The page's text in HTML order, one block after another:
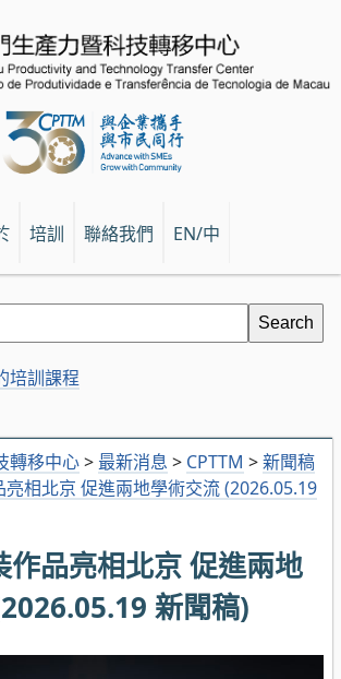
培訓 聯絡我們 EN/中
轉移中心> 最新消息 > CPTTM >新聞稿
亮相北京 促進兩地學術交流 (2026.05.19
作品亮相北京 促進兩地
新聞稿)
培訓課程